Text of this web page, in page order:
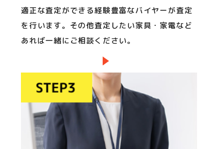
適正な査定ができる経験豊富なバイヤーが査定
を行います。その他査定したい家具・家電など
あれば一緒にご相談ください。